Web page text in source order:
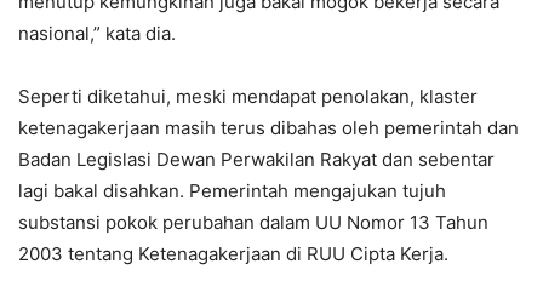
nasional,” kata dia.
Seperti diketahui, meski mendapat penolakan, klaster
ketenagakerjaan masih terus dibahas oleh pemerintah dan
Badan Legislasi Dewan Perwakilan Rakyat dan sebentar
lagi bakal disahkan. Pemerintah mengajukan tujuh
substansi pokok perubahan dalam UU Nomor 13 Tahun
2003 tentang Ketenagakerjaan di RUU Cipta Kerja.